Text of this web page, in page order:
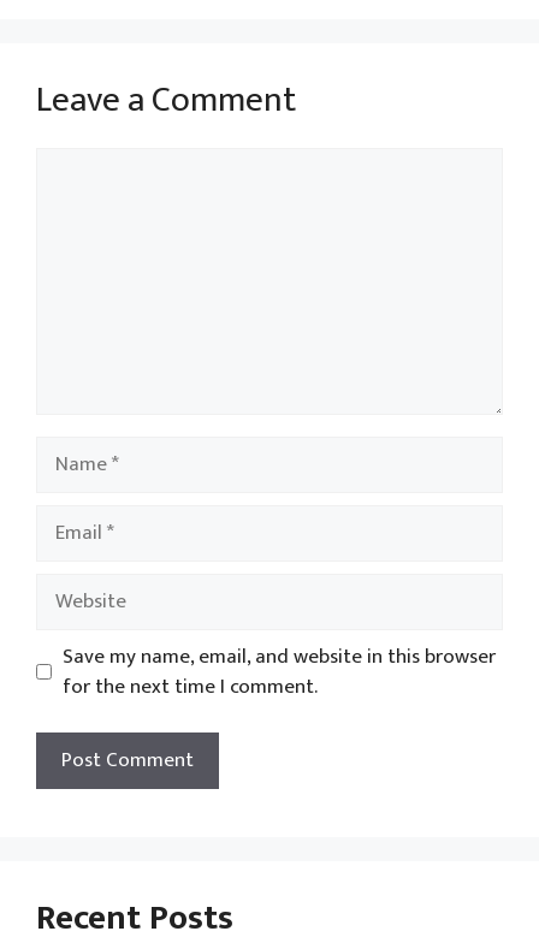
Leave a Comment
Name
Email
Website
Save my name, email, and website in this browser
for the next time I comment.
Recent Posts